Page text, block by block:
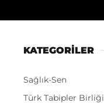
KATEGORİLER
Sağlık-Sen
Türk Tabipler Birliği